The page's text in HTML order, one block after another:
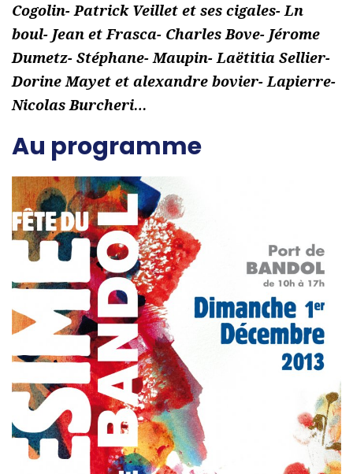
Cogolin- Patrick Veillet et ses cigales- Ln
boul- Jean et Frasca- Charles Bove- Jérome
Dumetz- Stéphane- Maupin- Laëtitia Sellier-
Dorine Mayet et alexandre bovier- Lapierre-
Nicolas Burcheri…
Au programme